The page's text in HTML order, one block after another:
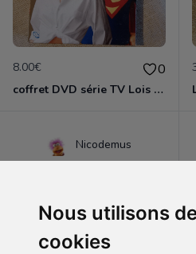
Nous utilisons
cookies
8.00€ 0
coffret DVD série TV Lois & Clark, les nouvelles aventures de Superman
Nicodemus